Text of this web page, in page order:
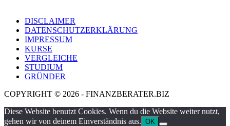
DISCLAIMER
DATENSCHUTZERKLÄRUNG
IMPRESSUM
KURSE
VERGLEICHE
STUDIUM
GRÜNDER
COPYRIGHT © 2026 - FINANZBERATER.BIZ
Diese Website benutzt Cookies. Wenn du die Website weiter nutzt,
gehen wir von deinem Einverständnis aus. OK